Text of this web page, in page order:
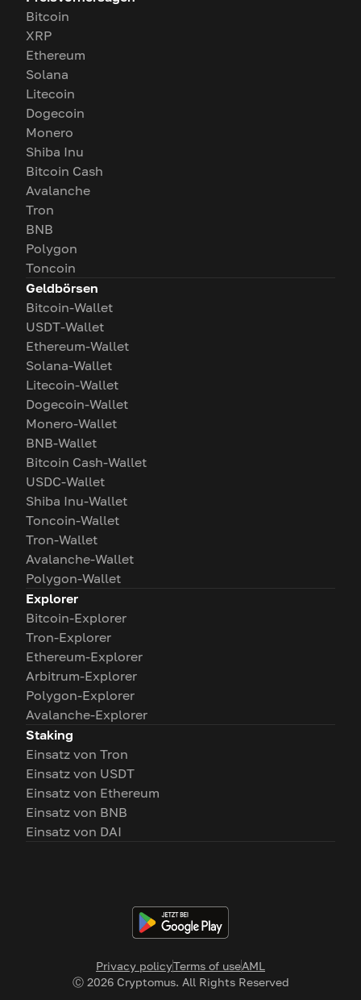
Privacy policyTerms of useAML
Ⓒ 2026Cryptomus. All Rights Reserved
Bitcoin
XRP
Ethereum
Solana
Litecoin
Dogecoin
Monero
Shiba Inu
Bitcoin Cash
Avalanche
Tron
BNB
Polygon
Toncoin
Geldbörsen
Bitcoin-Wallet
USDT-Wallet
Ethereum-Wallet
Solana-Wallet
Litecoin-Wallet
Dogecoin-Wallet
Monero-Wallet
BNB-Wallet
Bitcoin Cash-Wallet
USDC-Wallet
Shiba Inu-Wallet
Toncoin-Wallet
Tron-Wallet
Avalanche-Wallet
Polygon-Wallet
Explorer
Bitcoin-Explorer
Tron-Explorer
Ethereum-Explorer
Arbitrum-Explorer
Polygon-Explorer
Avalanche-Explorer
Staking
Einsatz von Tron
Einsatz von USDT
Einsatz von Ethereum
Einsatz von BNB
Einsatz von DAI